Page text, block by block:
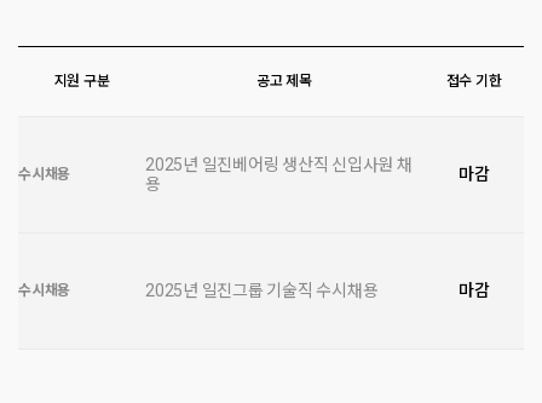
지원 구분 공고 제목 접수 기한
수시채용
2025년 일진베어링 생산직 신입사원 채
용
마감
수시채용 2025년 일진그룹 기술직 수시채용 마감